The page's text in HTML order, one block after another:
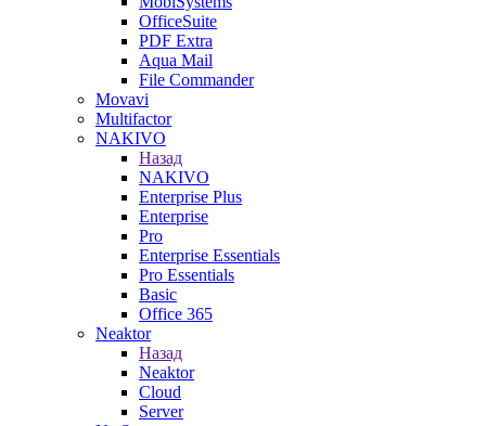
OfficeSuite
PDF Extra
Aqua Mail
File Commander
Movavi
Multifactor
NAKIVO
Назад
NAKIVO
Enterprise Plus
Enterprise
Pro
Enterprise Essentials
Pro Essentials
Basic
Office 365
Neaktor
Назад
Neaktor
Cloud
Server